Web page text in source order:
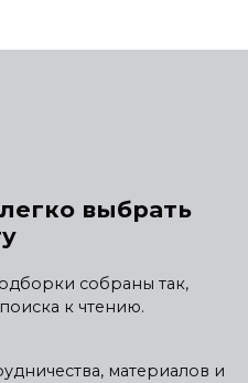
выбрать
собраны так,
к чтению.
материалов и